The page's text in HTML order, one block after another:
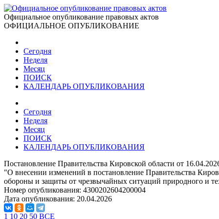
Официальное опубликование правовых актов
ОФИЦИАЛЬНОЕ ОПУБЛИКОВАНИЕ
Сегодня
Неделя
Месяц
ПОИСК
КАЛЕНДАРЬ ОПУБЛИКОВАНИЯ
Сегодня
Неделя
Месяц
ПОИСК
КАЛЕНДАРЬ ОПУБЛИКОВАНИЯ
Постановление Правительства Кировской области от
"О внесении изменений в постановление Правительства
обороны и защиты от чрезвычайных ситуаций природного и
Номер опубликования: 4300202604200004
Дата опубликования: 20.04.2026
1 10 20 50 ВСЕ